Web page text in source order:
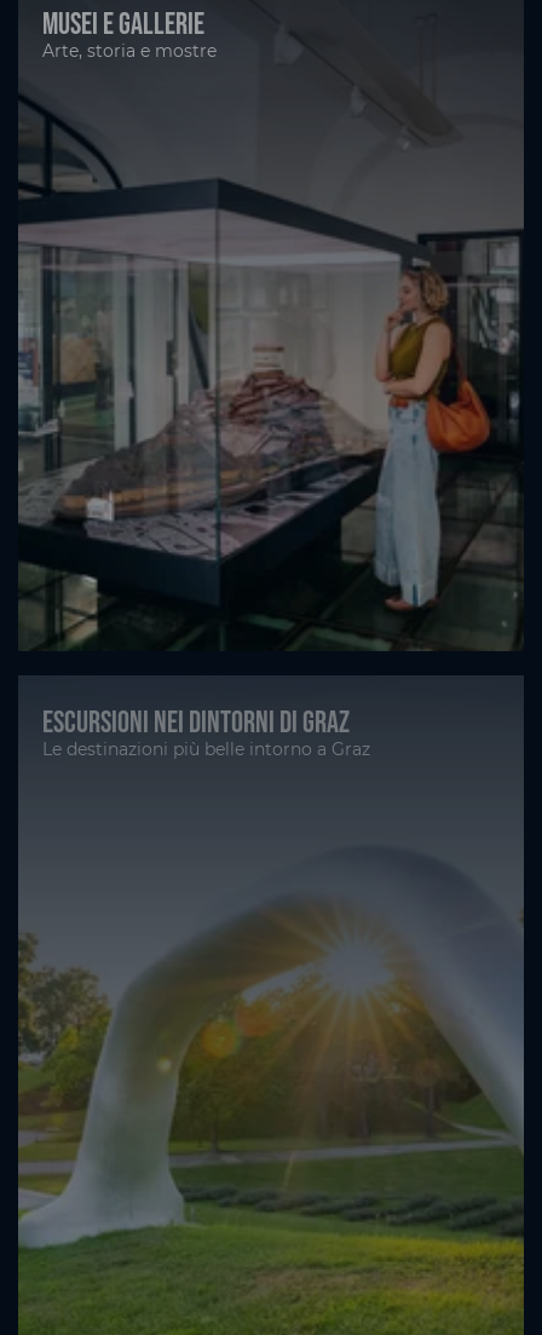
Musei e gallerie
Arte, storia e mostre
Escursioni nei dintorni di Graz
Le destinazioni più belle intorno a Graz